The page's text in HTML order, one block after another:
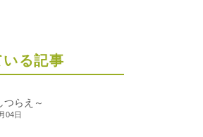
る記事
つらえ～
04日